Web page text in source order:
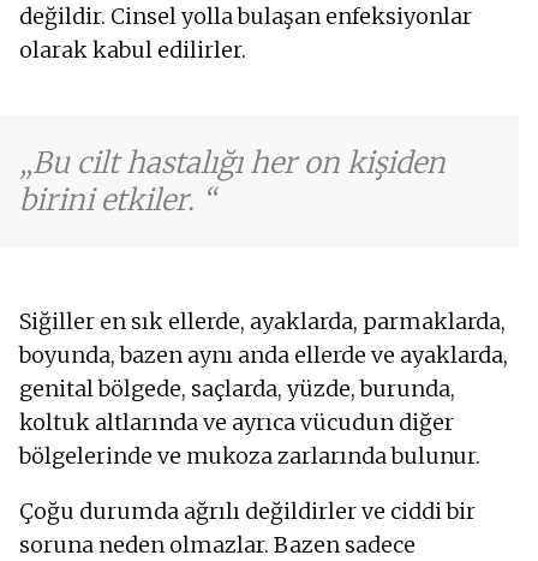
değildir. Cinsel yolla bulaşan enfeksiyonlar
olarak kabul edilirler.
Bu cilt hastalığı her on kişiden
birini etkiler.
Siğiller en sık ellerde, ayaklarda, parmaklarda,
boyunda, bazen aynı anda ellerde ve ayaklarda,
genital bölgede, saçlarda, yüzde, burunda,
koltuk altlarında ve ayrıca vücudun diğer
bölgelerinde ve mukoza zarlarında bulunur.
Çoğu durumda ağrılı değildirler ve ciddi bir
soruna neden olmazlar. Bazen sadece